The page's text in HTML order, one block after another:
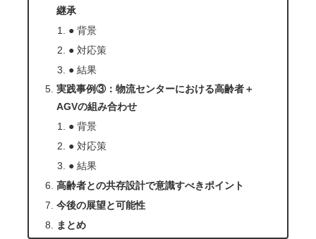
継承
● 背景
● 対応策
● 結果
実践事例③：物流センターにおける高齢者＋
AGVの組み合わせ
● 背景
● 対応策
● 結果
高齢者との共存設計で意識すべきポイント
今後の展望と可能性
まとめ